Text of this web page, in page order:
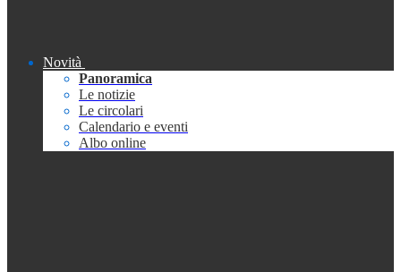
Novità
Panoramica
Le notizie
Le circolari
Calendario e eventi
Albo online